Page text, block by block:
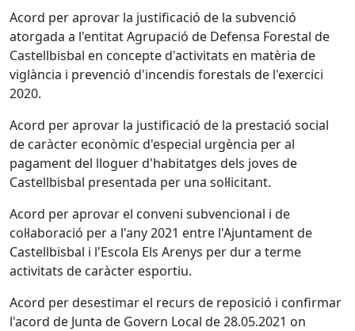
Acord per aprovar la justificació de la subvenció
atorgada a l'entitat Agrupació de Defensa Forestal de
Castellbisbal en concepte d'activitats en matèria de
viglància i prevenció d'incendis forestals de l'exercici
2020.
Acord per aprovar la justificació de la prestació social
de caràcter econòmic d'especial urgència per al
pagament del lloguer d'habitatges dels joves de
Castellbisbal presentada per una sol·licitant.
Acord per aprovar el conveni subvencional i de
col·laboració per a l'any 2021 entre l'Ajuntament de
Castellbisbal i l'Escola Els Arenys per dur a terme
activitats de caràcter esportiu.
Acord per desestimar el recurs de reposició i confirmar
l'acord de Junta de Govern Local de 28.05.2021 on